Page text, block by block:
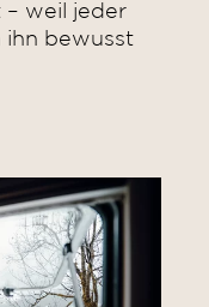
– weil jeder
ihn bewusst